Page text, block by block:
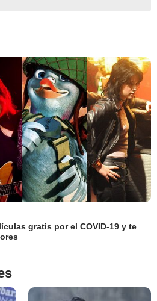
gratis por el COVID-19 y te